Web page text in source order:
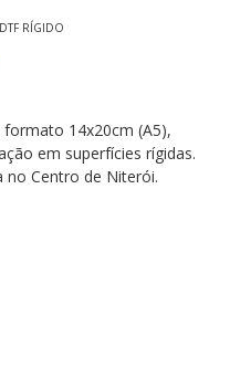
RÍGIDO
14x20cm (A5),
em superfícies rígidas.
no Centro de Niterói.